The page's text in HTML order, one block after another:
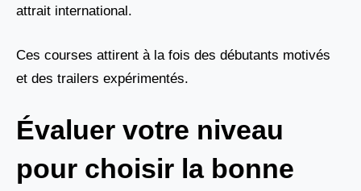
attrait international.
Ces courses attirent à la fois des débutants motivés
et des trailers expérimentés.
Évaluer votre niveau
pour choisir la bonne